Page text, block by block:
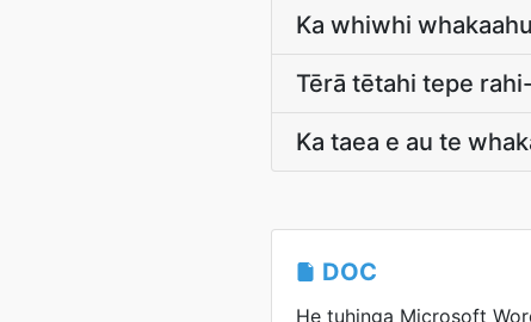
Ka whiwhi
Tērā tētahi tepe
Ka taea e au te
DOC
He tuhinga Microsoft